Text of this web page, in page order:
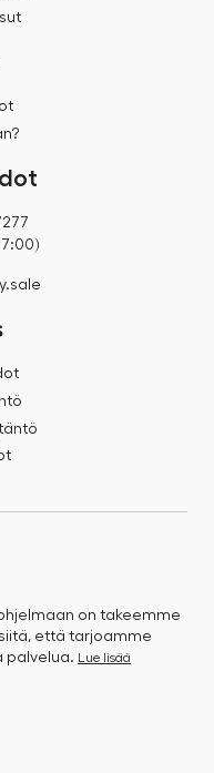
on takeemme
että tarjoamme
palvelua.
Lue lisää